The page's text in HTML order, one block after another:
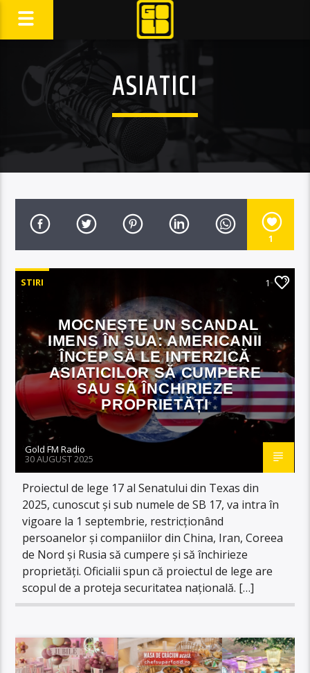
ASIATICI
1
STIRI 1
MOCNEȘTE UN SCANDAL
IMENS ÎN SUA: AMERICANII
ÎNCEP SĂ LE INTERZICĂ
ASIATICILOR SĂ CUMPERE
SAU SĂ ÎNCHIRIEZE
PROPRIETĂȚI
Gold FM Radio
30 AUGUST 2025
Proiectul de lege 17 al Senatului din Texas din
2025, cunoscut și sub numele de SB 17, va intra în
vigoare la 1 septembrie, restricționând
persoanelor și companiilor din China, Iran, Coreea
de Nord și Rusia să cumpere și să închirieze
proprietăți. Oficialii spun că proiectul de lege are
scopul de a proteja securitatea națională. […]